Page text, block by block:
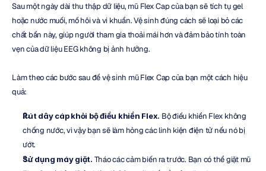
Sau một ngày dài thu thập dữ liệu, mũ Flex Cap của bạn sẽ tích tụ gel
hoặc nước muối, mồ hôi và vi khuẩn. Vệ sinh đúng cách sẽ loại bỏ các
chất bẩn này, giúp người tham gia thoải mái hơn và đảm bảo tính toàn
vẹn của dữ liệu EEG không bị ảnh hưởng.
Làm theo các bước sau để vệ sinh mũ Flex Cap của bạn một cách hiệu
quả:
Rút dây cáp khỏi bộ điều khiển Flex. Bộ điều khiển Flex không
chống nước, vì vậy bạn sẽ làm hỏng các linh kiện điện tử nếu nó bị
ướt.
Sử dụng máy giặt. Tháo các cảm biến ra trước. Bạn có thể giặt mũ